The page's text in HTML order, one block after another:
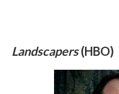
Landscapers(HBO)